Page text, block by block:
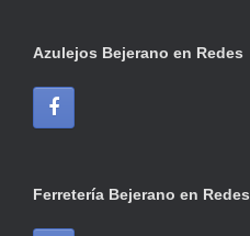
Azulejos Bejerano en Redes
Ferretería Bejerano en Redes